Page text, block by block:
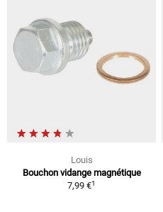
Louis
Bouchon vidange magnétique
7,99 €1